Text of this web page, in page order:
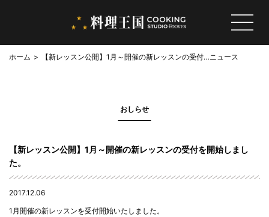
ホーム ニュース
【新レッスン公開】1月～開催の新レッスンの受付
おしらせ
【新レッスン公開】1月～開催の新レッスンの受付を開始しまし
た。
2017.12.06
1月開催の新レッスンを受付開始いたしました。